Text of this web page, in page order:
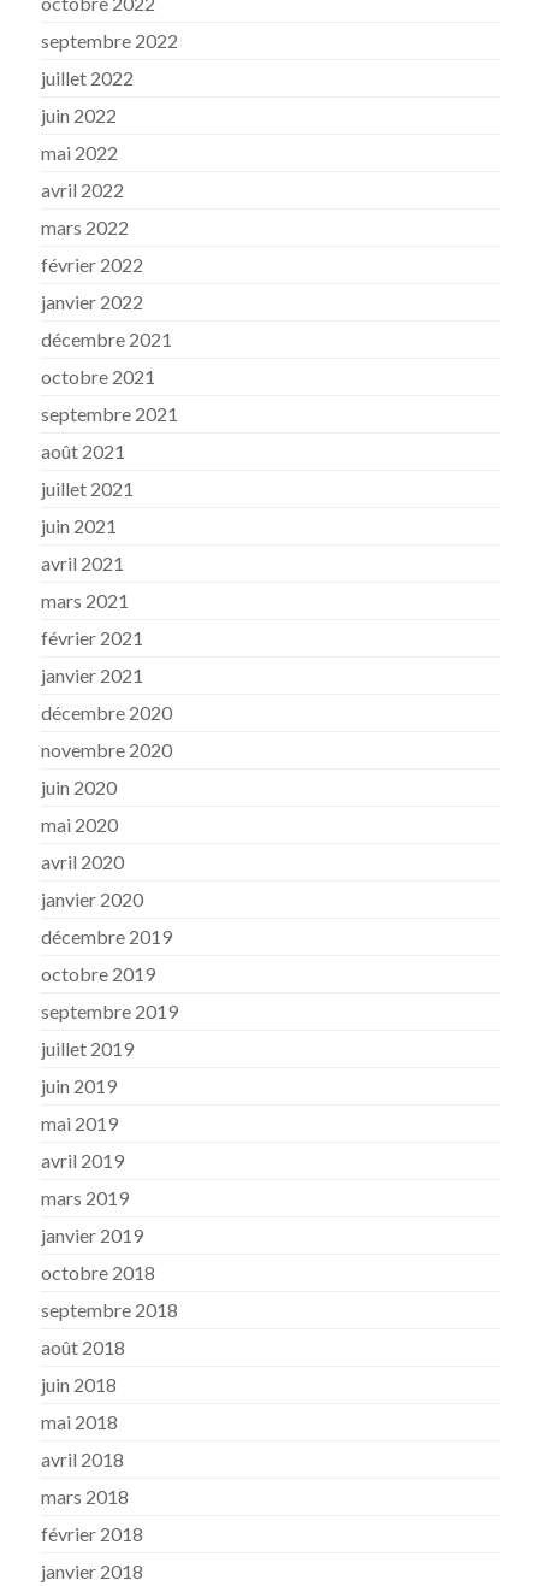
septembre 2022
juillet 2022
juin 2022
mai 2022
avril 2022
mars 2022
février 2022
janvier 2022
décembre 2021
octobre 2021
septembre 2021
août 2021
juillet 2021
juin 2021
avril 2021
mars 2021
février 2021
janvier 2021
décembre 2020
novembre 2020
juin 2020
mai 2020
avril 2020
janvier 2020
décembre 2019
octobre 2019
septembre 2019
juillet 2019
juin 2019
mai 2019
avril 2019
mars 2019
janvier 2019
octobre 2018
septembre 2018
août 2018
juin 2018
mai 2018
avril 2018
mars 2018
février 2018
janvier 2018